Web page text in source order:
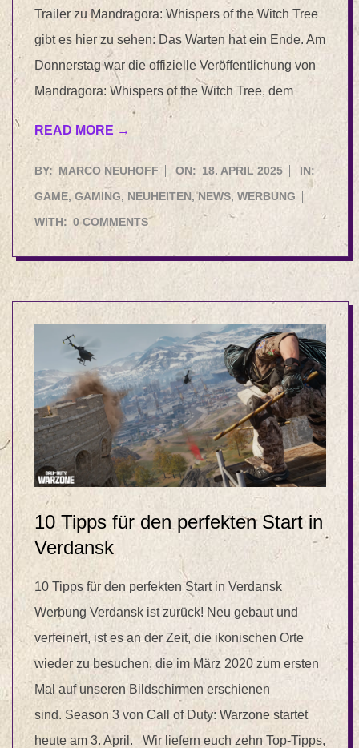
Trailer zu Mandragora: Whispers of the Witch Tree
gibt es hier zu sehen: Das Warten hat ein Ende. Am
Donnerstag war die offizielle Veröffentlichung von
Mandragora: Whispers of the Witch Tree, dem
READ MORE →
2025-
04-
18
BY: MARCO NEUHOFF ON: 18. APRIL 2025 IN:
GAME,GAMING, NEUHEITEN,NEWS,WERBUNG
WITH: 0 COMMENTS
10 Tipps für den perfekten Start in
Verdansk
10 Tipps für den perfekten Start in Verdansk
Werbung Verdansk ist zurück! Neu gebaut und
verfeinert, ist es an der Zeit, die ikonischen Orte
wieder zu besuchen, die im März 2020 zum ersten
Mal auf unseren Bildschirmen erschienen
sind. Season 3 von Call of Duty: Warzone startet
heute am 3. April. Wir liefern euch zehn Top-Tipps,